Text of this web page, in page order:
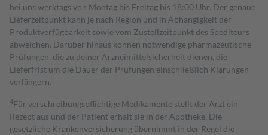
bei uns werktags von Montag bis Freitag bis 18:00 Uhr. Der genaue
Lieferzeitpunkt kann je nach Region und in Abhängigkeit der
Produktverfügbarkeit sowie vom Zustellzeitpunkt des Spediteurs
abweichen. Darüber hinaus können notwendige pharmazeutische
Prüfungen, die zu deiner Arzneimittelsicherheit dienen, die
Lieferfrist um die Dauer der Prüfungen einschließlich Klärungen
verlängern.
4Für verschreibungspflichtige Medikamente stellt der Arzt ein
Rezept aus und der Patient erhält sie in der Apotheke. Die
gesetzliche Krankenversicherung übernimmt in der Regel die